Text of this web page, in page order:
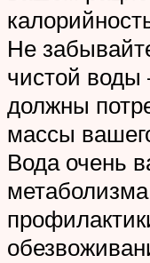
Не
чистой
должны
массы
Вода очень